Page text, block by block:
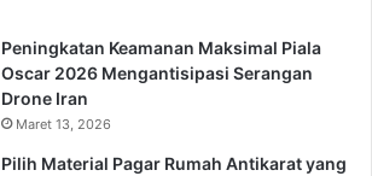
Peningkatan Keamanan Maksimal Piala
Oscar 2026 Mengantisipasi Serangan
Drone Iran
Maret 13, 2026
Pilih Material Pagar Rumah Antikarat yang